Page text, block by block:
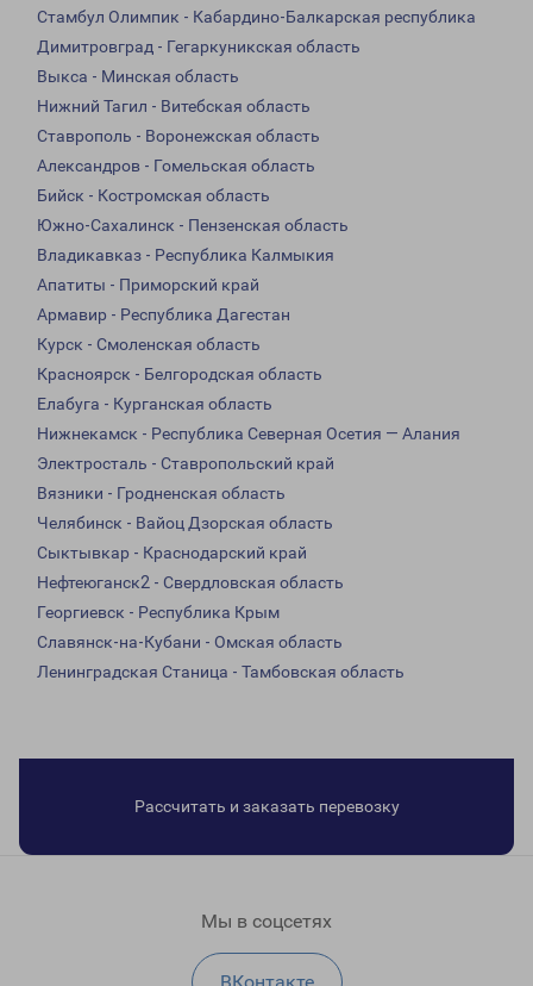
Стамбул Олимпик - Кабардино-Балкарская республика
Димитровград - Гегаркуникская область
Выкса - Минская область
Нижний Тагил - Витебская область
Ставрополь - Воронежская область
Александров - Гомельская область
Бийск - Костромская область
Южно-Сахалинск - Пензенская область
Владикавказ - Республика Калмыкия
Апатиты - Приморский край
Армавир - Республика Дагестан
Курск - Смоленская область
Красноярск - Белгородская область
Елабуга - Курганская область
Нижнекамск - Республика Северная Осетия — Алания
Электросталь - Ставропольский край
Вязники - Гродненская область
Челябинск - Вайоц Дзорская область
Сыктывкар - Краснодарский край
Нефтеюганск2 - Свердловская область
Георгиевск - Республика Крым
Славянск-на-Кубани - Омская область
Ленинградская Станица - Тамбовская область
Рассчитать и заказать перевозку
Мы в соцсетях